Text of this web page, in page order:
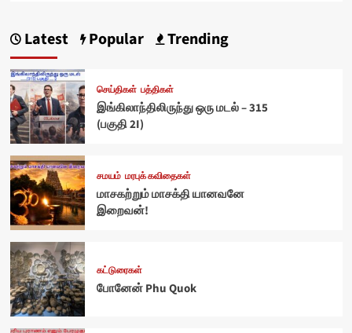
Latest Popular Trending
செய்திகள் பத்திகள்
இங்கிலாந்திலிருந்து ஒரு மடல் – 315
(பகுதி 2I)
சமயம் மரபுக் கவிதைகள்
மாசகற்றும் மாசக்தி யானவனே
இறைவன்!
கட்டுரைகள்
போனேன் Phu Quok